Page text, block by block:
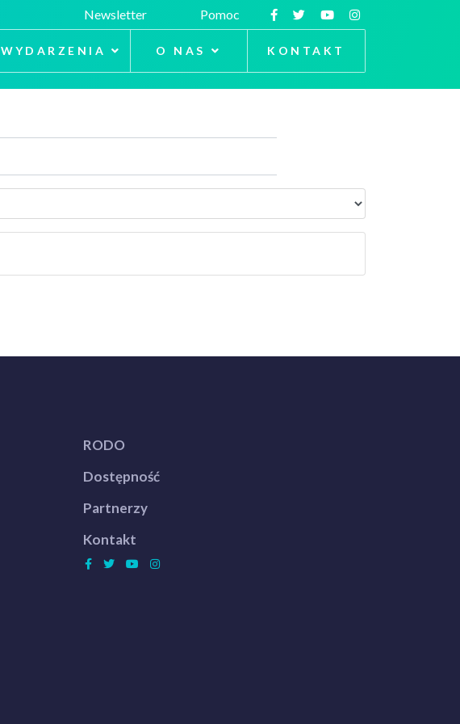
Newsletter Pomoc
WYDARZENIA O NAS KONTAKT
RODO
Dostępność
Partnerzy
Kontakt